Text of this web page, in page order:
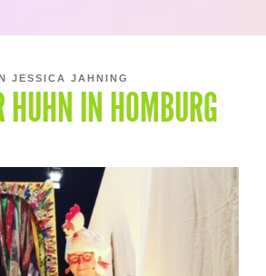
JESSICA JAHNING
HUHN IN HOMBURG